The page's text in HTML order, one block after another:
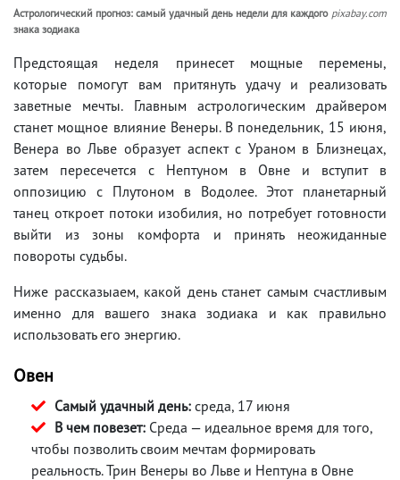
Астрологический прогноз: самый удачный день недели для каждого
знака зодиака
pixabay.com
Предстоящая неделя принесет мощные перемены,
которые помогут вам притянуть удачу и реализовать
заветные мечты. Главным астрологическим драйвером
станет мощное влияние Венеры. В понедельник, 15 июня,
Венера во Льве образует аспект с Ураном в Близнецах,
затем пересечется с Нептуном в Овне и вступит в
оппозицию с Плутоном в Водолее. Этот планетарный
танец откроет потоки изобилия, но потребует готовности
выйти из зоны комфорта и принять неожиданные
повороты судьбы.
Ниже рассказыаем, какой день станет самым счастливым
именно для вашего знака зодиака и как правильно
использовать его энергию.
Овен
Самый удачный день: среда, 17 июня
В чем повезет: Среда — идеальное время для того,
чтобы позволить своим мечтам формировать
реальность. Трин Венеры во Льве и Нептуна в Овне